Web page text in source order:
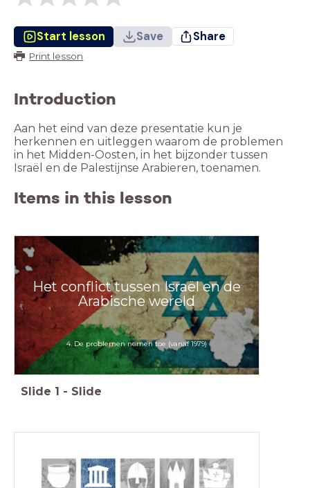
Start lesson Save Share
Print lesson
Introduction
Aan het eind van deze presentatie kun je
herkennen en uitleggen waarom de problemen
in het Midden-Oosten, in het bijzonder tussen
Israël en de Palestijnse Arabieren, toenamen.
Items in this lesson
Het conflict tussen Israël en de
Arabische wereld
4. De problemen nemen toe (vanaf 1979)
Slide 1 - Slide